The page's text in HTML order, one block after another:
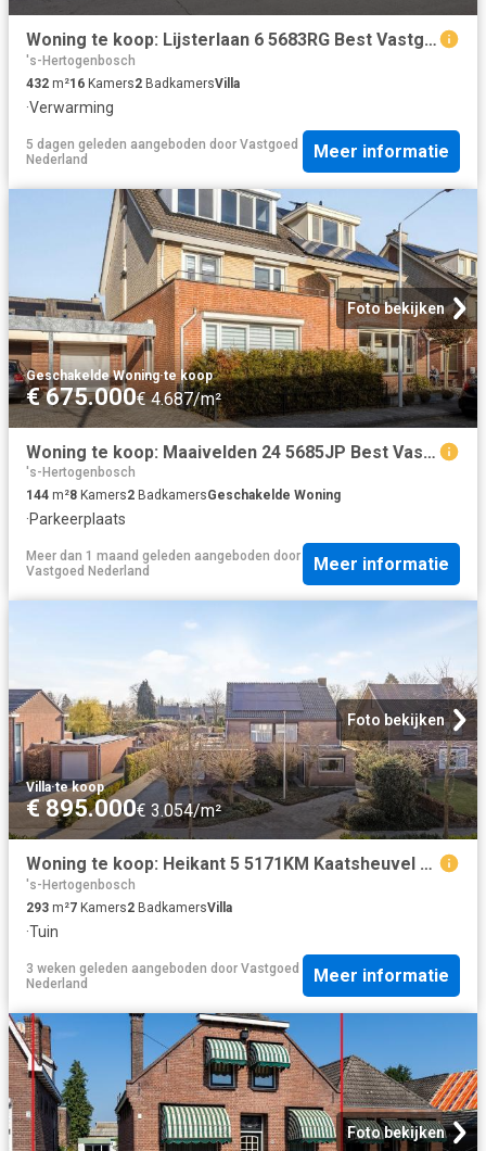
Woning te koop: Lijsterlaan 6 5683RG Best Vastgoed Nederland
's-Hertogenbosch
432 m²16 Kamers2 BadkamersVilla
·Verwarming
5 dagen geleden aangeboden door Vastgoed
Nederland
Meer informatie
Foto bekijken
Geschakelde Woning·te koop
€ 675.000€ 4.687/m²
Woning te koop: Maaivelden 24 5685JP Best Vastgoed Nederland
's-Hertogenbosch
144 m²8 Kamers2 BadkamersGeschakelde Woning
·Parkeerplaats
Meer dan 1 maand geleden aangeboden door
Vastgoed Nederland
Meer informatie
Foto bekijken
Villa·te koop
€ 895.000€ 3.054/m²
Woning te koop: Heikant 5 5171KM Kaatsheuvel Vastgoed Nederland
's-Hertogenbosch
293 m²7 Kamers2 BadkamersVilla
·Tuin
3 weken geleden aangeboden door Vastgoed
Nederland
Meer informatie
Foto bekijken